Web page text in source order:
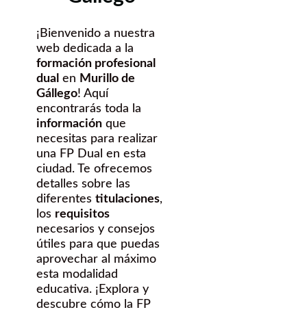
¡Bienvenido a nuestra
web dedicada a la
formación profesional
dual en Murillo de
Gállego! Aquí
encontrarás toda la
información que
necesitas para realizar
una FP Dual en esta
ciudad. Te ofrecemos
detalles sobre las
diferentes titulaciones,
los requisitos
necesarios y consejos
útiles para que puedas
aprovechar al máximo
esta modalidad
educativa. ¡Explora y
descubre cómo la FP